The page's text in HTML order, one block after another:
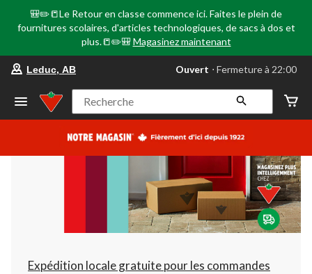
🎒✏️📒Le Retour en classe commence ici. Faites le plein de
fournitures scolaires, d'articles technologiques, de sacs à dos et
plus.📒✏️🎒 Magasinez maintenant
votre
préféré
Leduc,
AB,
courament
Fermeture
à
22:00
cliquer
pour
changer
Leduc, AB Ouvert ⋅ Fermeture à 22:00
Recherche
Expédition locale gratuite pour les commandes